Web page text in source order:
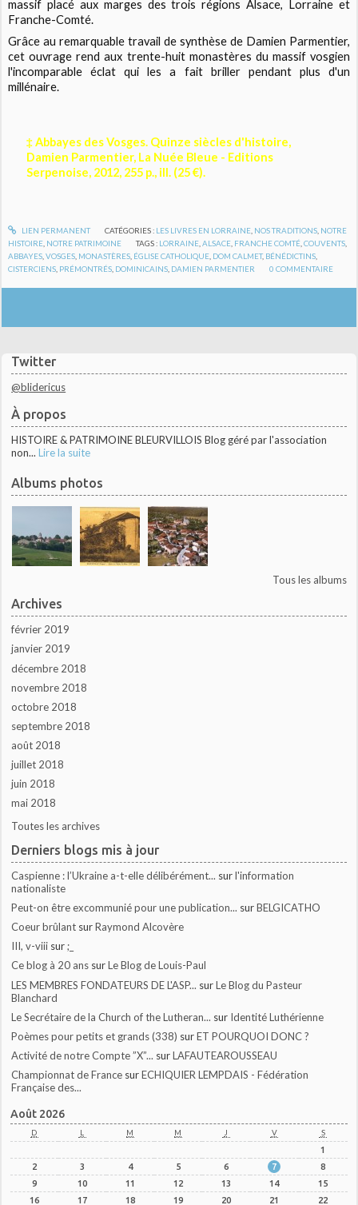
Twitter
@blidericus
À propos
HISTOIRE & PATRIMOINE BLEURVILLOIS Blog géré par l'association
non... Lire la suite
Albums photos
Tous les albums
Archives
février 2019
janvier 2019
décembre 2018
novembre 2018
octobre 2018
septembre 2018
août 2018
juillet 2018
juin 2018
mai 2018
Toutes les archives
Derniers blogs mis à jour
Caspienne : l’Ukraine a-t-elle délibérément... surl'information
nationaliste
Peut-on être excommunié pour une publication... surBELGICATHO
Coeur brûlant surRaymond Alcovère
III, v-viii sur;_
Ce blog à 20 ans surLe Blog de Louis-Paul
LES MEMBRES FONDATEURS DE L'ASP... surLe Blog du Pasteur
Blanchard
Le Secrétaire de la Church of the Lutheran... sur Identité Luthérienne
Poèmes pour petits et grands (338) surET POURQUOI DONC ?
Activité de notre Compte ”X”... surLAFAUTEAROUSSEAU
Championnat de France surECHIQUIER LEMPDAIS - Fédération
Française des...
Août 2026
D L M M J V S
1
2
3 4 5 6 7
8
9
10 11 12 13 14
15
16
17 18 19 20 21
22
massif placé aux marges des trois régions Alsace, Lorraine et
Franche-Comté.
Grâce au remarquable travail de synthèse de Damien Parmentier,
cet ouvrage rend aux trente-huit monastères du massif vosgien
l'incomparable éclat qui les a fait briller pendant plus d'un
millénaire.
‡ Abbayes des Vosges. Quinze siècles d'histoire,
Damien Parmentier, La Nuée Bleue - Editions
Serpenoise, 2012, 255 p., ill. (25 €).
LIEN PERMANENT CATÉGORIES : LES LIVRES EN LORRAINE, NOS TRADITIONS, NOTRE
HISTOIRE NOTRE PATRIMOINE TAGS : LORRAINE ,ALSACE FRANCHE COMTÉ ,COUVENTS
ABBAYES ,VOSGES MONASTÈRES ÉGLISE CATHOLIQUE DOM CALMET, BÉNÉDICTINS
CISTERCIENS PRÉMONTRÉS DOMINICAINS DAMIEN PARMENTIER 0 COMMENTAIRE